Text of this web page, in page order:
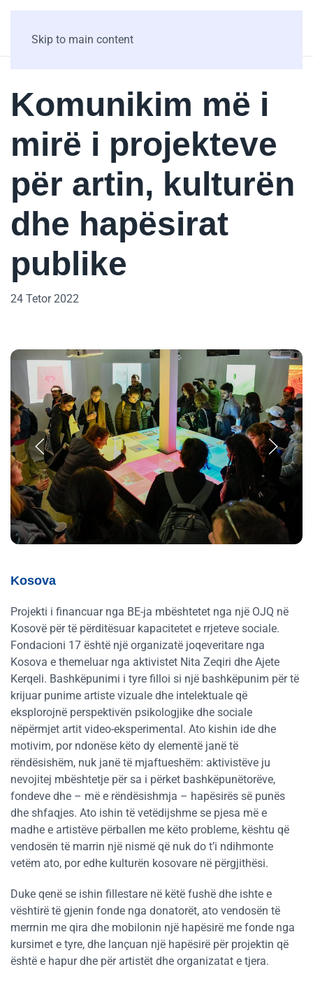
Skip to main content
Komunikim më i
mirë i projekteve
për artin, kulturën
dhe hapësirat
publike
24 Tetor 2022
Kosova
Projekti i financuar nga BE-ja mbështetet nga një OJQ në
Kosovë për të përditësuar kapacitetet e rrjeteve sociale.
Fondacioni 17 është një organizatë joqeveritare nga
Kosova e themeluar nga aktivistet Nita Zeqiri dhe Ajete
Kerqeli. Bashkëpunimi i tyre filloi si një bashkëpunim për të
krijuar punime artiste vizuale dhe intelektuale që
eksplorojnë perspektivën psikologjike dhe sociale
nëpërmjet artit video-eksperimental. Ato kishin ide dhe
motivim, por ndonëse këto dy elementë janë të
rëndësishëm, nuk janë të mjaftueshëm: aktivistëve ju
nevojitej mbështetje për sa i përket bashkëpunëtorëve,
fondeve dhe – më e rëndësishmja – hapësirës së punës
dhe shfaqjes. Ato ishin të vetëdijshme se pjesa më e
madhe e artistëve përballen me këto probleme, kështu që
vendosën të marrin një nismë që nuk do t’i ndihmonte
vetëm ato, por edhe kulturën kosovare në përgjithësi.
Duke qenë se ishin fillestare në këtë fushë dhe ishte e
vështirë të gjenin fonde nga donatorët, ato vendosën të
merrnin me qira dhe mobilonin një hapësirë me fonde nga
kursimet e tyre, dhe lançuan një hapësirë për projektin që
është e hapur dhe për artistët dhe organizatat e tjera.